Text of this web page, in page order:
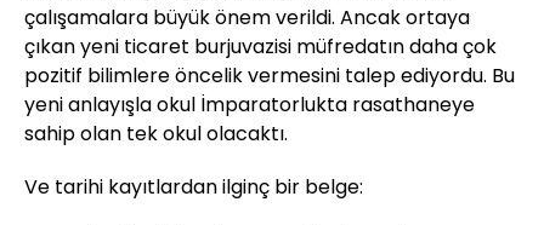
çalışamalara büyük önem verildi. Ancak ortaya
çıkan yeni ticaret burjuvazisi müfredatın daha çok
pozitif bilimlere öncelik vermesini talep ediyordu. Bu
yeni anlayışla okul İmparatorlukta rasathaneye
sahip olan tek okul olacaktı.
Ve tarihi kayıtlardan ilginç bir belge: